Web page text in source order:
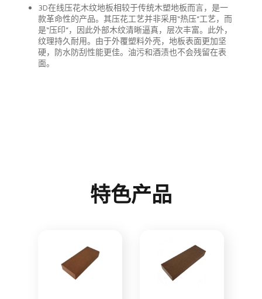
3D在线压花木纹地板相较于传统木塑地板而言，是一
款革命性的产品。其压花工艺并非采用“热压”工艺，而
是“压印”，因此外部木纹清晰逼真，层次丰富。此外，
纹理持久耐用。由于外覆塑料外壳，地板表面更加坚
硬，防水防刮性能更佳。油污和酒渍也不会残留在表
面。
特色产品